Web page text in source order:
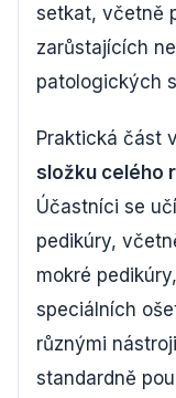
setkat, včetně
zarůstajících
patologických
Praktická část
složku celého
Účastníci se
pedikúry,
mokré
speciálních
různými
standardně